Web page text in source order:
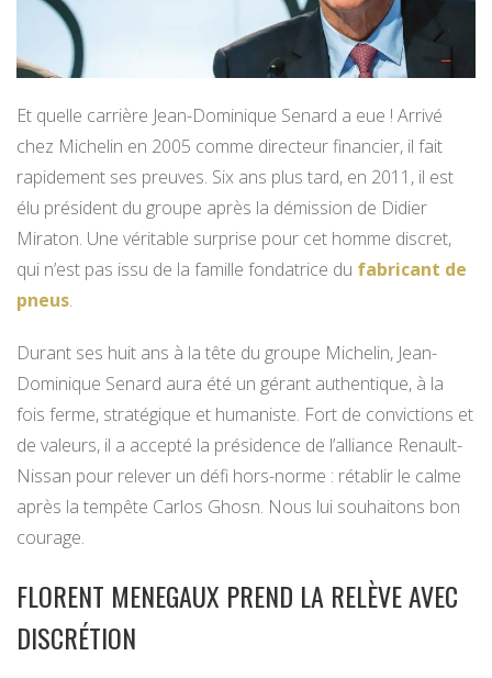
Et quelle carrière Jean-Dominique Senard a eue ! Arrivé
chez Michelin en 2005 comme directeur financier, il fait
rapidement ses preuves. Six ans plus tard, en 2011, il est
élu président du groupe après la démission de Didier
Miraton. Une véritable surprise pour cet homme discret,
qui n’est pas issu de la famille fondatrice du fabricant de
pneus.
Durant ses huit ans à la tête du groupe Michelin, Jean-
Dominique Senard aura été un gérant authentique, à la
fois ferme, stratégique et humaniste. Fort de convictions et
de valeurs, il a accepté la présidence de l’alliance Renault-
Nissan pour relever un défi hors-norme : rétablir le calme
après la tempête Carlos Ghosn. Nous lui souhaitons bon
courage.
FLORENT MENEGAUX PREND LA RELÈVE AVEC
DISCRÉTION